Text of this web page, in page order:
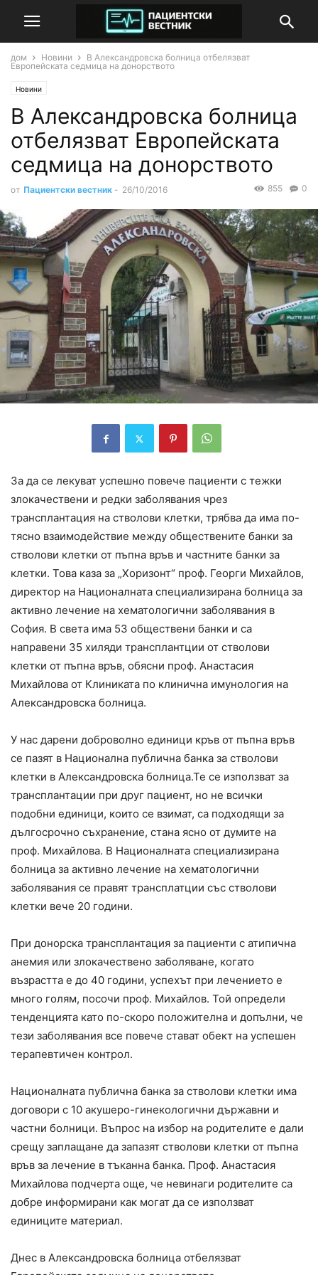
дом Новини
В Александровска болница отбелязват
Европейската седмица на донорството
Новини
В Александровска болница
отбелязват Европейската
седмица на донорството
от Пациентски вестник - 26/10/2016 0
855
За да се лекуват успешно повече пациенти с тежки
злокачествени и редки заболявания чрез
трансплантация на стволови клетки, трябва да има по-
тясно взаимодействие между обществените банки за
стволови клетки от пъпна връв и частните банки за
клетки. Това каза за „Хоризонт“ проф. Георги Михайлов,
директор на Националната специализирана болница за
активно лечение на хематологични заболявания в
София. В света има 53 обществени банки и са
направени 35 хиляди трансплантции от стволови
клетки от пъпна връв, обясни проф. Анастасия
Михайлова от Клиниката по клинична имунология на
Александровска болница.
У нас дарени доброволно единици кръв от пъпна връв
се пазят в Национална публична банка за стволови
клетки в Александровска болница.Те се използват за
трансплантации при друг пациент, но не всички
подобни единици, които се взимат, са подходящи за
дългосрочно съхранение, стана ясно от думите на
проф. Михайлова. В Националната специализирана
болница за активно лечение на хематологични
заболявания се правят трансплатции със стволови
клетки вече 20 години.
При донорска трансплантация за пациенти с атипична
анемия или злокачествено заболяване, когато
възрастта е до 40 години, успехът при лечението е
много голям, посочи проф. Михайлов. Той определи
тенденцията като по-скоро положителна и допълни, че
тези заболявания все повече стават обект на успешен
терапевтичен контрол.
Националната публична банка за стволови клетки има
договори с 10 акушеро-гинекологични държавни и
частни болници. Въпрос на избор на родителите е дали
срещу заплащане да запазят стволови клетки от пъпна
връв за лечение в тъканна банка. Проф. Анастасия
Михайлова подчерта още, че невинаги родителите са
добре информирани как могат да се използват
единиците материал.
Днес в Александровска болница отбелязват